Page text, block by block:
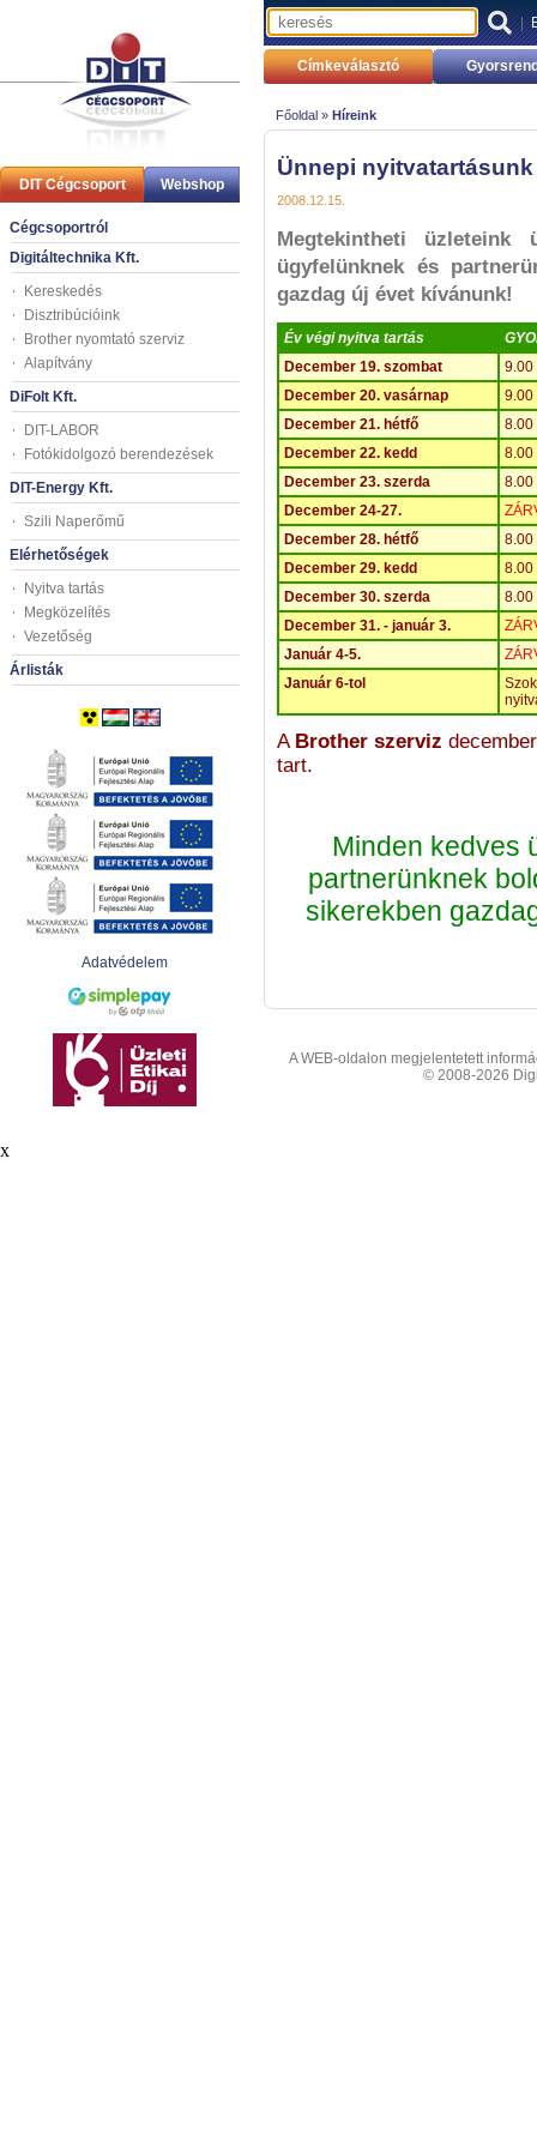
DIT Cégcsoport Webshop
Cégcsoportról
Digitáltechnika Kft.
Kereskedés
Disztribúcióink
Brother nyomtató szerviz
Alapítvány
DiFolt Kft.
DIT-LABOR
Fotókidolgozó berendezések
DIT-Energy Kft.
Szili Naperőmű
Elérhetőségek
Nyitva tartás
Megközelítés
Vezetőség
Árlisták
Adatvédelem
|
Címkeválasztó
Főoldal » Híreink
Ünnepi nyitvatartásunk
2008.12.15.
Megtekintheti üzleteink
ügyfelünknek és
gazdag új évet kívánunk!
Év végi nyitva tartás
December 19. szombat
9.00
December 20. vasárnap
9.00
December 21. hétfő
8.00
December 22. kedd
8.00
December 23. szerda
8.00
December 24-27.
December 28. hétfő
8.00
December 29. kedd
8.00
December 30. szerda
8.00
December 31. - január 3.
Január 4-5.
Január 6-tol
A Brother szerviz
tart.
Minden kedves
partnerünknek
sikerekben
A WEB-oldalon megjelentetett
© 2008-2026
x